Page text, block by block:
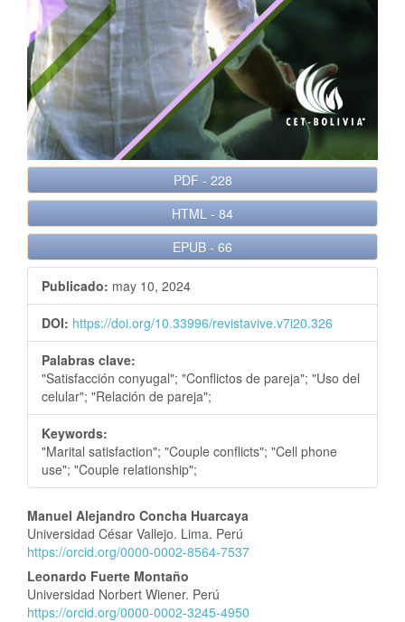
e
r
a
PDF - 228
HTML - 84
EPUB - 66
Publicado: may 10, 2024
DOI: https://doi.org/10.33996/revistavive.v7i20.326
Palabras clave:
"Satisfacción conyugal"; "Conflictos de pareja"; "Uso del
celular"; "Relación de pareja";
Keywords:
"Marital satisfaction"; "Couple conflicts"; "Cell phone
use"; "Couple relationship";
Contenido
principal
del
artículo
Manuel Alejandro Concha Huarcaya
Universidad César Vallejo. Lima. Perú
https://orcid.org/0000-0002-8564-7537
Leonardo Fuerte Montaño
Universidad Norbert Wiener. Perú
https://orcid.org/0000-0002-3245-4950